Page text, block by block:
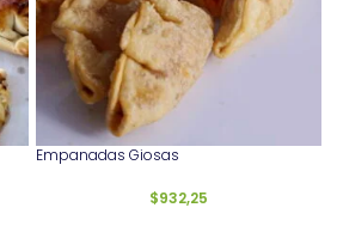
Empanadas Giosas
$932,25